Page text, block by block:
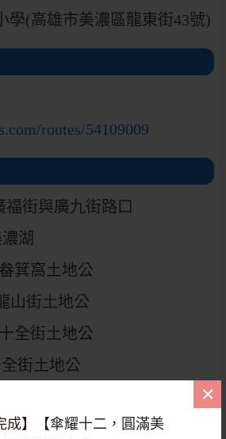
】
【傘耀十二，圓滿美
×
學(高雄市美濃區龍東街43號)
routes/54109009
福街與廣九街路口
湖
箕窩土地公
山街土地公
全街土地公
街土地公
家鹹稀飯或客家米苔目